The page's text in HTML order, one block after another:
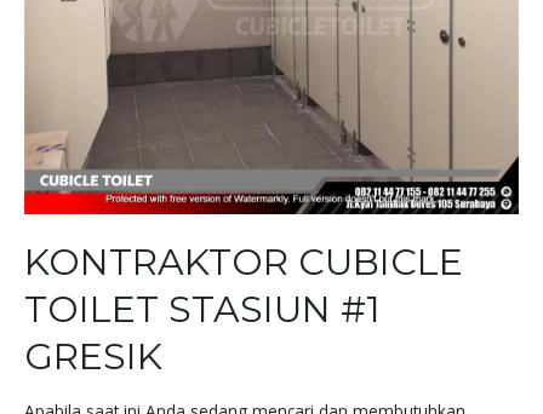
KONTRAKTOR CUBICLE
TOILET STASIUN #1
GRESIK